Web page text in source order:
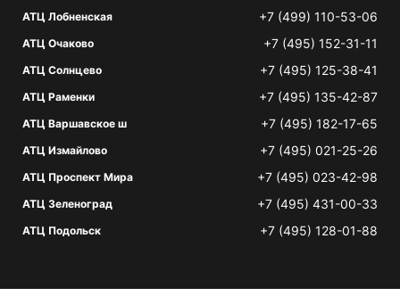
АТЦ Лобненская +7 (499) 110-53-06
АТЦ Очаково +7 (495) 152-31-11
АТЦ Солнцево +7 (495) 125-38-41
АТЦ Раменки +7 (495) 135-42-87
АТЦ Варшавское ш +7 (495) 182-17-65
АТЦ Измайлово +7 (495) 021-25-26
АТЦ Проспект Мира +7 (495) 023-42-98
АТЦ Зеленоград +7 (495) 431-00-33
АТЦ Подольск +7 (495) 128-01-88